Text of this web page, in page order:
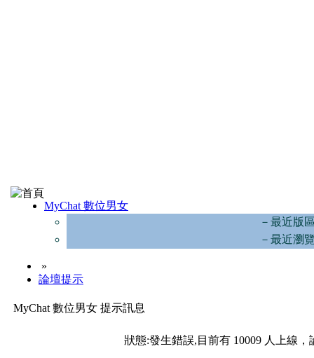
MyChat 數位男女
－最近版
－最近瀏
»
論壇提示
MyChat 數位男女 提示訊息
狀態:發生錯誤,目前有 10009 人上線